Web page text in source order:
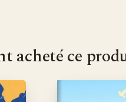
acheté ce